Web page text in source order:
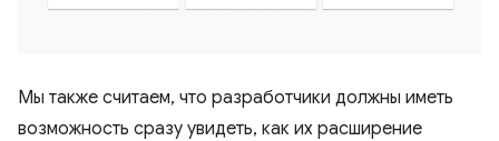
Мы также считаем, что разработчики должны иметь
возможность сразу увидеть, как их расширение